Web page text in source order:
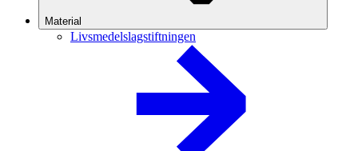
Material
Livsmedelslagstiftningen